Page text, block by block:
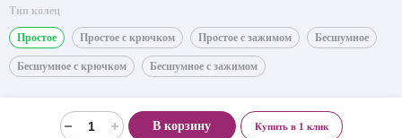
Тип колец
Простое Простое с крючком Простое с зажимом Бесшумное
Бесшумное с крючком Бесшумное с зажимом
В корзину Купить в 1 клик